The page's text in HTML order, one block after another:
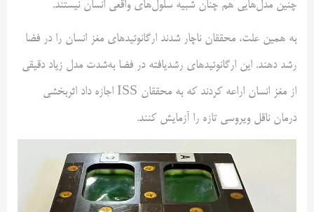
چنین مدل‌هایی هم چنان شبیه سلول‌های واقعی انسان نیستند.
به همین علت، محققان ناچار شدند ارگانوئیدهای مغز انسان را در فضا
رشد دهند. این ارگانوئیدهای رشدیافته در فضا به‌شدت مدل زیاد دقیقی
از مغز انسان اراعه کردند که به محققان ISS اجازه داد اثربخشی
درمان ناقل ویروسی تازه را آزمایش کنند.